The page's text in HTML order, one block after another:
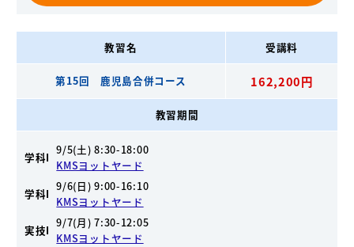
教習名 受講料
第15回 鹿児島合併コース 162,200円
教習期間
学科I
9/5(土) 8:30-18:00
KMSヨットヤード
学科I
9/6(日) 9:00-16:10
KMSヨットヤード
実技I
9/7(月) 7:30-12:05
KMSヨットヤード